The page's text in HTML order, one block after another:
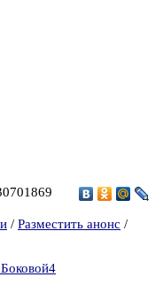
/ Разместить анонс /